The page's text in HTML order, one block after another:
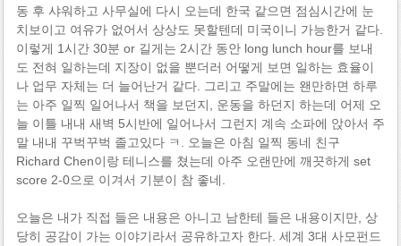
동 후 샤워하고 사무실에 다시 오는데 한국 같으면 점심시간에 눈
치보이고 여유가 없어서 상상도 못할텐데 미국이니 가능한거 같다.
이렇게 1시간 30분 or 길게는 2시간 동안 long lunch hour를 보내
도 전혀 일하는데 지장이 없을 뿐더러 어떻게 보면 일하는 효율이
나 업무 자체는 더 늘어난거 같다. 그리고 주말에는 왠만하면 하루
는 아주 일찍 일어나서 책을 보던지, 운동을 하던지 하는데 어제 오
늘 이틀 내내 새벽 5시반에 일어나서 그런지 계속 소파에 앉아서 주
말 내내 꾸벅꾸벅 졸고있다 ㅋ. 오늘은 아침 일찍 동네 친구
Richard Chen이랑 테니스를 쳤는데 아주 오랜만에 깨끗하게 set
score 2-0으로 이겨서 기분이 참 좋네.
오늘은 내가 직접 들은 내용은 아니고 남한테 들은 내용이지만, 상
당히 공감이 가는 이야기라서 공유하고자 한다. 세계 3대 사모펀드